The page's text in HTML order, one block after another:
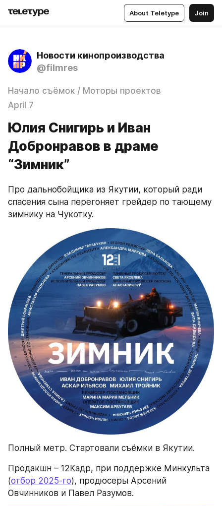
About Teletype Join
Новости кинопроизводства
@filmres
Начало съёмок / Моторы проектов
April 7
Юлия Снигирь и Иван
Добронравов в драме
“Зимник”
Про дальнобойщика из Якутии, который ради
спасения сына перегоняет грейдер по тающему
зимнику на Чукотку.
Полный метр. Стартовали съёмки в Якутии.
Продакшн – 12Кадр, при поддержке Минкульта
(отбор 2025-го), продюсеры Арсений
Овчинников и Павел Разумов.